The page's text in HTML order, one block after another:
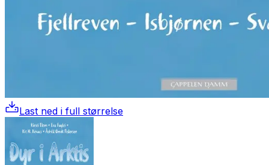
Last ned i full størrelse